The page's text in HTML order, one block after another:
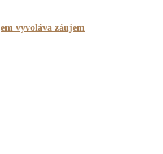
vyvoláva záujem